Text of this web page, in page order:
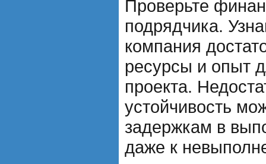
Проверьте
подрядчика.
компания
ресурсы и опыт
проекта.
устойчивость
задержкам в
даже к